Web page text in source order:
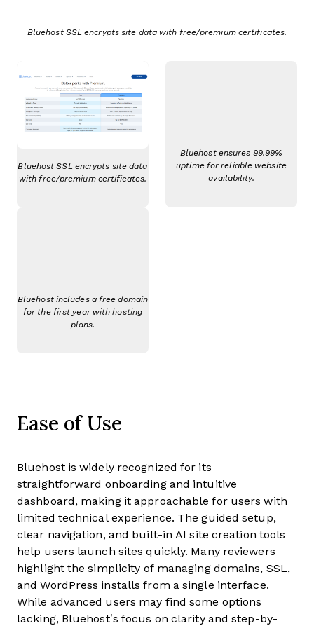
Bluehost SSL encrypts site data with free/premium certificates.
Bluehost SSL encrypts site data
with free/premium certificates.
Bluehost ensures 99.99%
uptime for reliable website
availability.
Bluehost includes a free domain
for the first year with hosting
plans.
Ease of Use
Bluehost is widely recognized for its
straightforward onboarding and intuitive
dashboard, making it approachable for users with
limited technical experience. The guided setup,
clear navigation, and built-in AI site creation tools
help users launch sites quickly. Many reviewers
highlight the simplicity of managing domains, SSL,
and WordPress installs from a single interface.
While advanced users may find some options
lacking, Bluehost’s focus on clarity and step-by-